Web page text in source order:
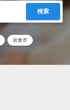
検索
岩倉市